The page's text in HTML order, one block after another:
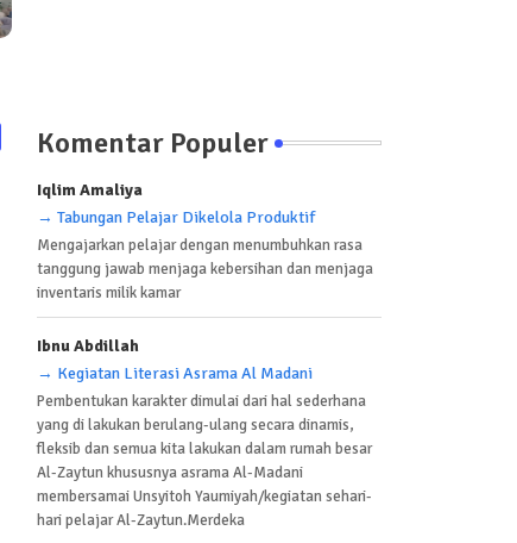
Komentar Populer
Iqlim Amaliya
→ Tabungan Pelajar Dikelola Produktif
Mengajarkan pelajar dengan menumbuhkan rasa
tanggung jawab menjaga kebersihan dan menjaga
inventaris milik kamar
Ibnu Abdillah
→ Kegiatan Literasi Asrama Al Madani
Pembentukan karakter dimulai dari hal sederhana
yang di lakukan berulang-ulang secara dinamis,
fleksib dan semua kita lakukan dalam rumah besar
Al-Zaytun khususnya asrama Al-Madani
membersamai Unsyitoh Yaumiyah/kegiatan sehari-
hari pelajar Al-Zaytun.Merdeka